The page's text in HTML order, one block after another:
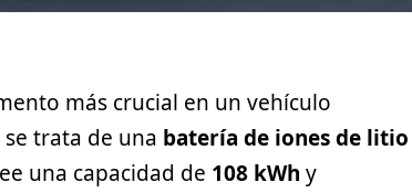
más crucial en un vehículo
se trata de una batería de iones de litio
una capacidad de 108 kWh y